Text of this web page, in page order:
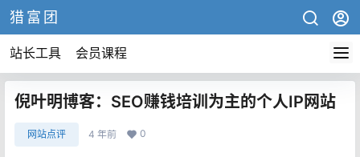
猎富团
站长工具 会员课程
倪叶明博客：SEO赚钱培训为主的个人IP网站
网站点评 4 年前 0